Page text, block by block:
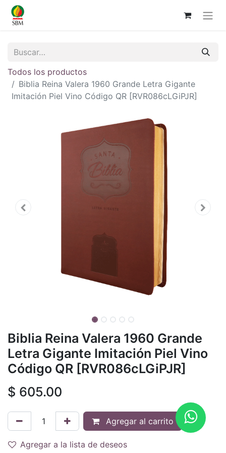
Todos los productos
Biblia Reina Valera 1960 Grande Letra Gigante
Imitación Piel Vino Código QR [RVR086cLGiPJR]
Biblia Reina Valera 1960 Grande
Letra Gigante Imitación Piel Vino
Código QR [RVR086cLGiPJR]
$ 605.00
Agregar al carrito
Agregar a la lista de deseos